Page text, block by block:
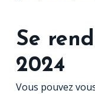
Se
2024
Vous pouvez